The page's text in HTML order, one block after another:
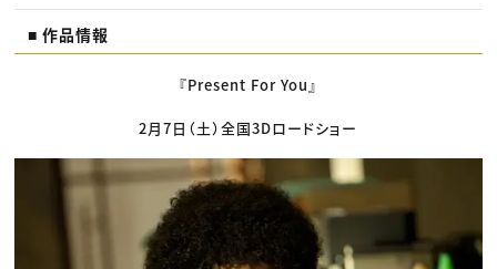
■ 作品情報
『Present For You』
2月7日（土）全国3Dロードショー